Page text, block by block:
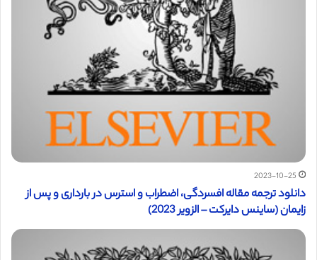
2023-10-25
دانلود ترجمه مقاله افسردگی، اضطراب و استرس در بارداری و پس از
زایمان (ساینس دایرکت – الزویر 2023)